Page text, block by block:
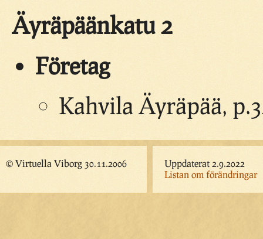
Äyräpäänkatu 2
Företag
Kahvila Äyräpää,
© Virtuella Viborg 30.11.2006
Uppdaterat 2.9.2022
Listan om förändringar